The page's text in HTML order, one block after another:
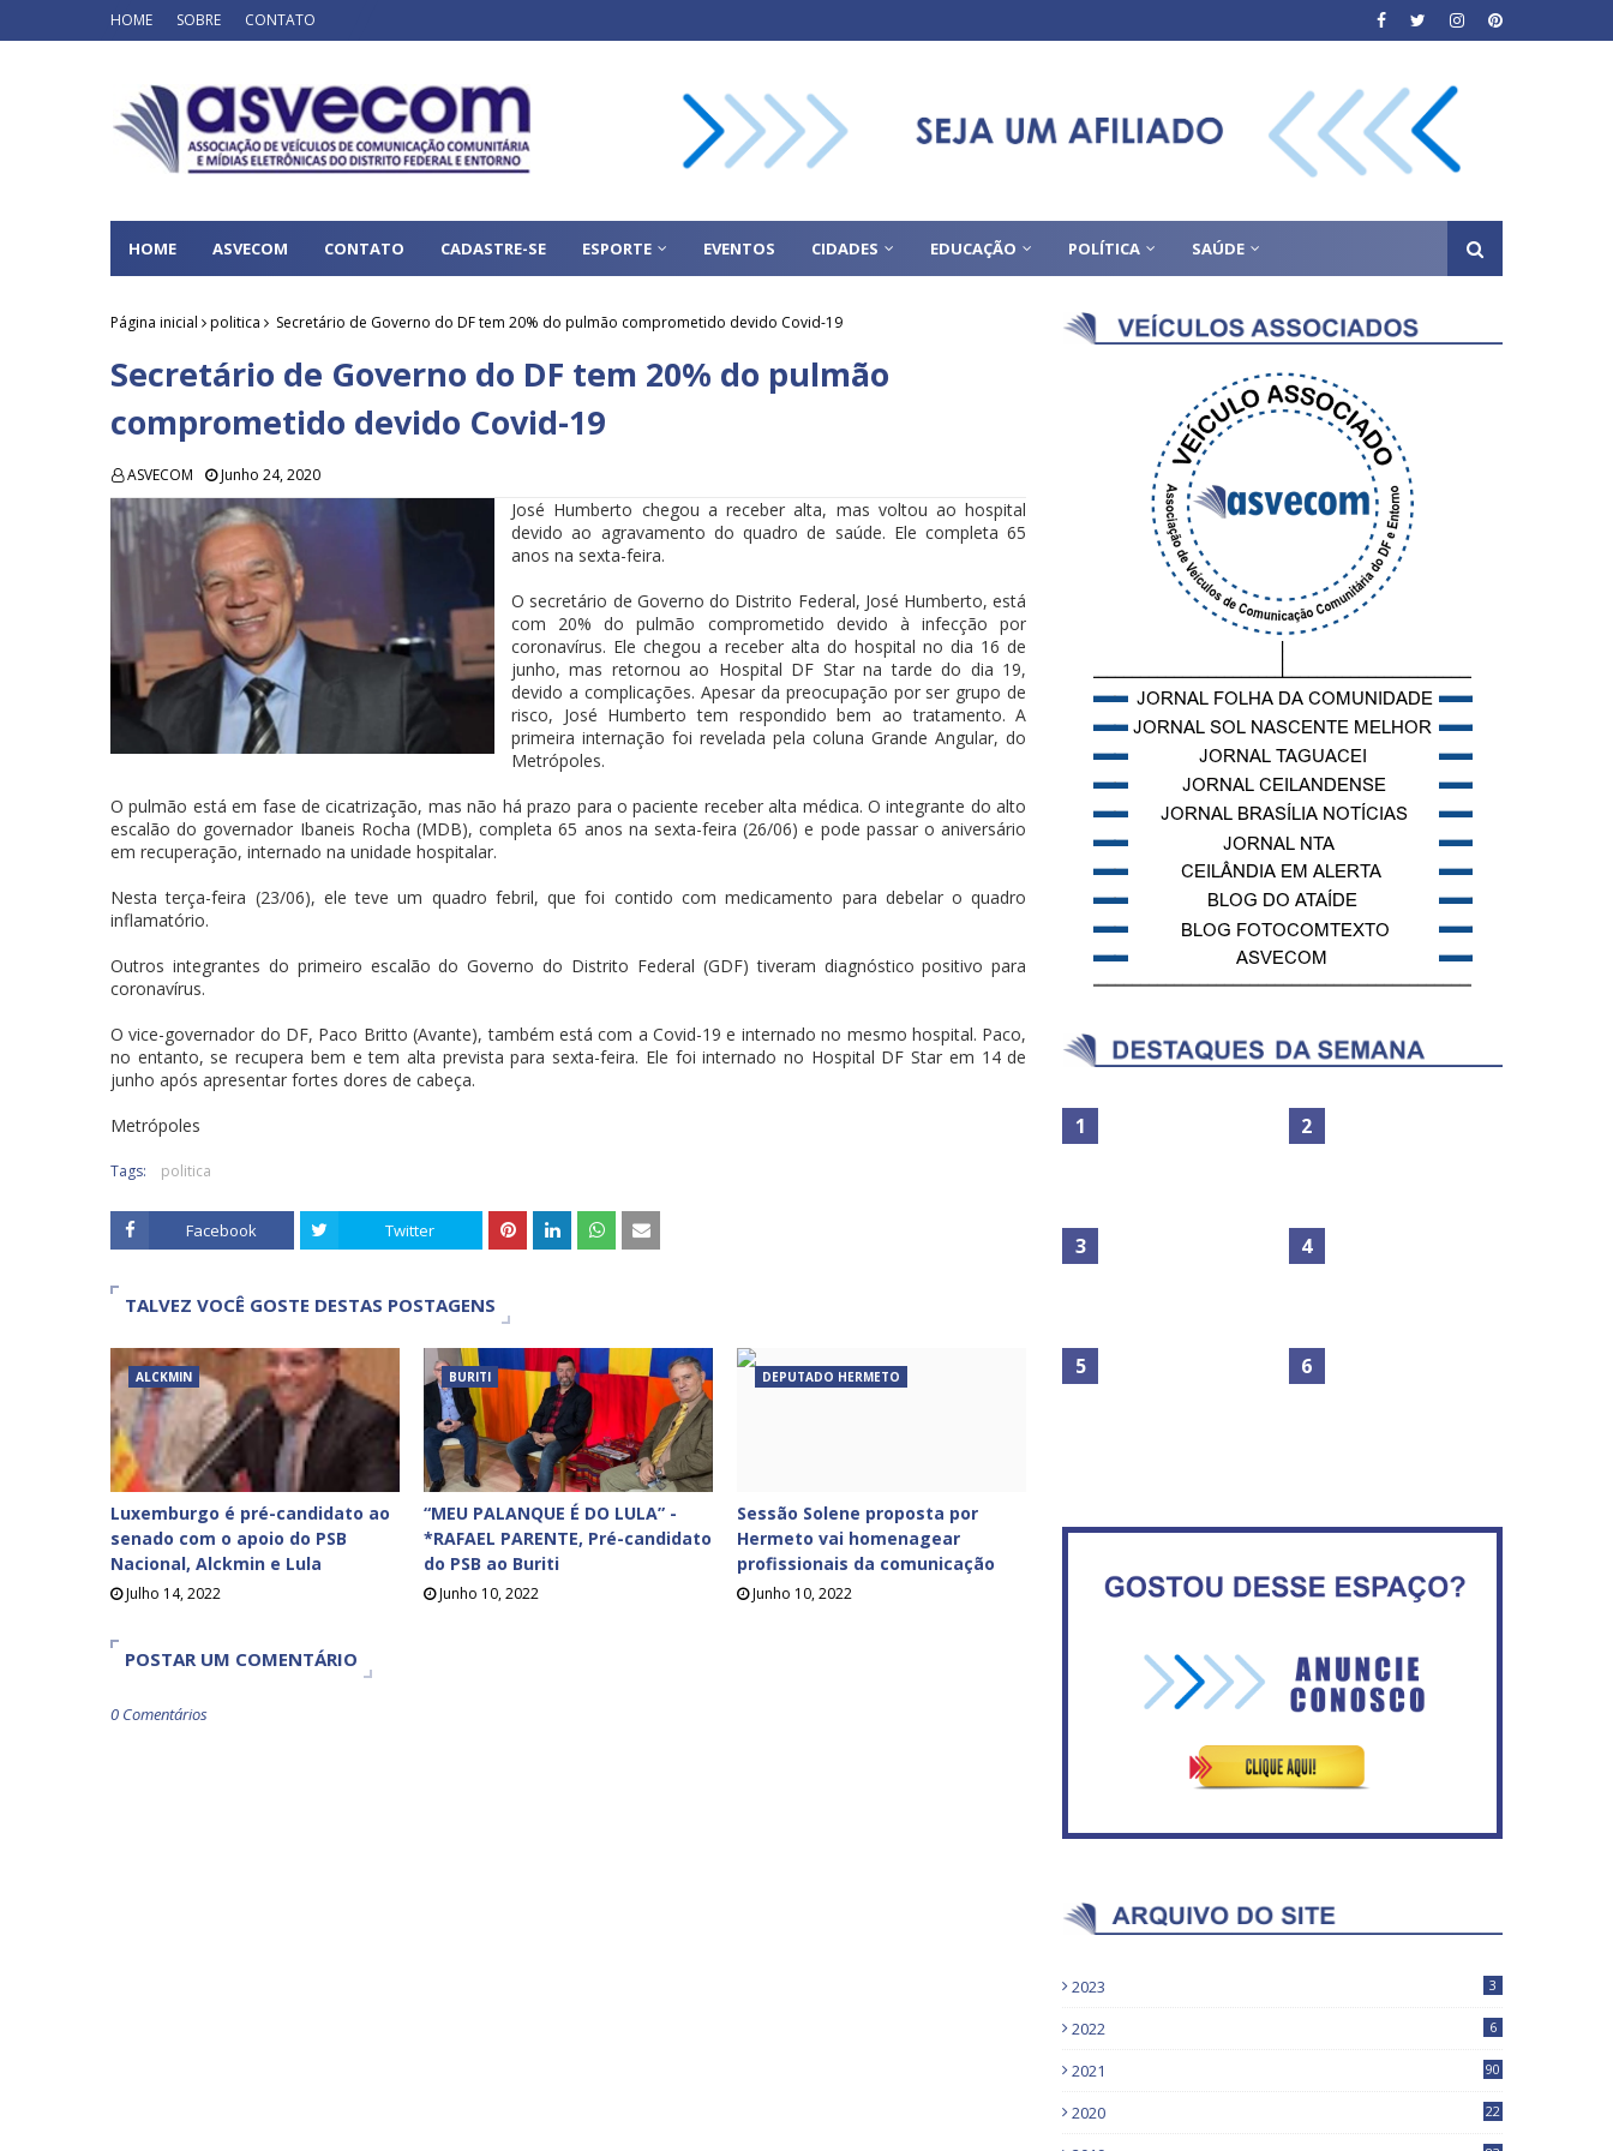
HOME SOBRE CONTATO
HOME ASVECOM CONTATO CADASTRE-SE ESPORTE EVENTOS CIDADES EDUCAÇÃO POLÍTICA SAÚDE
Página inicial politica Secretário de Governo do DF tem 20% do pulmão comprometido devido Covid-19
Secretário de Governo do DF tem 20% do pulmão
comprometido devido Covid-19
ASVECOM Junho 24, 2020
José Humberto chegou a receber alta, mas voltou ao hospital
devido ao agravamento do quadro de saúde. Ele completa 65
anos na sexta-feira.
O secretário de Governo do Distrito Federal, José Humberto, está
com 20% do pulmão comprometido devido à infecção por
coronavírus. Ele chegou a receber alta do hospital no dia 16 de
junho, mas retornou ao Hospital DF Star na tarde do dia 19,
devido a complicações. Apesar da preocupação por ser grupo de
risco, José Humberto tem respondido bem ao tratamento. A
primeira internação foi revelada pela coluna Grande Angular, do
Metrópoles.
O pulmão está em fase de cicatrização, mas não há prazo para o paciente receber alta médica. O integrante do alto
escalão do governador Ibaneis Rocha (MDB), completa 65 anos na sexta-feira (26/06) e pode passar o aniversário
em recuperação, internado na unidade hospitalar.
Nesta terça-feira (23/06), ele teve um quadro febril, que foi contido com medicamento para debelar o quadro
inflamatório.
Outros integrantes do primeiro escalão do Governo do Distrito Federal (GDF) tiveram diagnóstico positivo para
coronavírus.
O vice-governador do DF, Paco Britto (Avante), também está com a Covid-19 e internado no mesmo hospital. Paco,
no entanto, se recupera bem e tem alta prevista para sexta-feira. Ele foi internado no Hospital DF Star em 14 de
junho após apresentar fortes dores de cabeça.
Metrópoles
Tags: politica
Facebook Twitter
TALVEZ VOCÊ GOSTE DESTAS POSTAGENS
ALCKMIN
Luxemburgo é pré-candidato ao
senado com o apoio do PSB
Nacional, Alckmin e Lula
Julho 14, 2022
BURITI
“MEU PALANQUE É DO LULA” -
*RAFAEL PARENTE, Pré-candidato
do PSB ao Buriti
Junho 10, 2022
DEPUTADO HERMETO
Sessão Solene proposta por
Hermeto vai homenagear
profissionais da comunicação
Junho 10, 2022
POSTAR UM COMENTÁRIO
0 Comentários
temas consensuais para
IFB abre inscrições para mais
de 2,3 mil vagas
rodas entregues a pessoas
com deficiência
2023 3
2022 6
2021 90
2020
22